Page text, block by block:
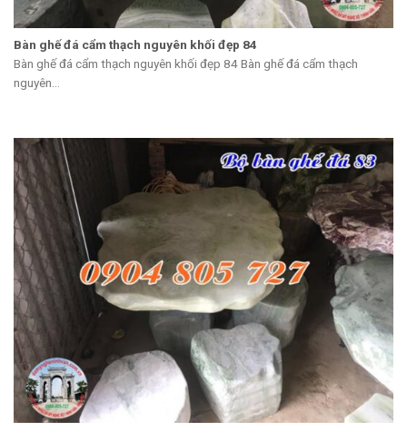
Bàn ghế đá cẩm thạch nguyên khối đẹp 84
Bàn ghế đá cẩm thạch nguyên khối đẹp 84 Bàn ghế đá cẩm thạch
nguyên...